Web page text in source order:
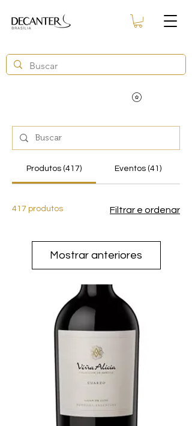
Produtos (417) Eventos (41)
417 produtos Filtrar e ordenar
Mostrar anteriores